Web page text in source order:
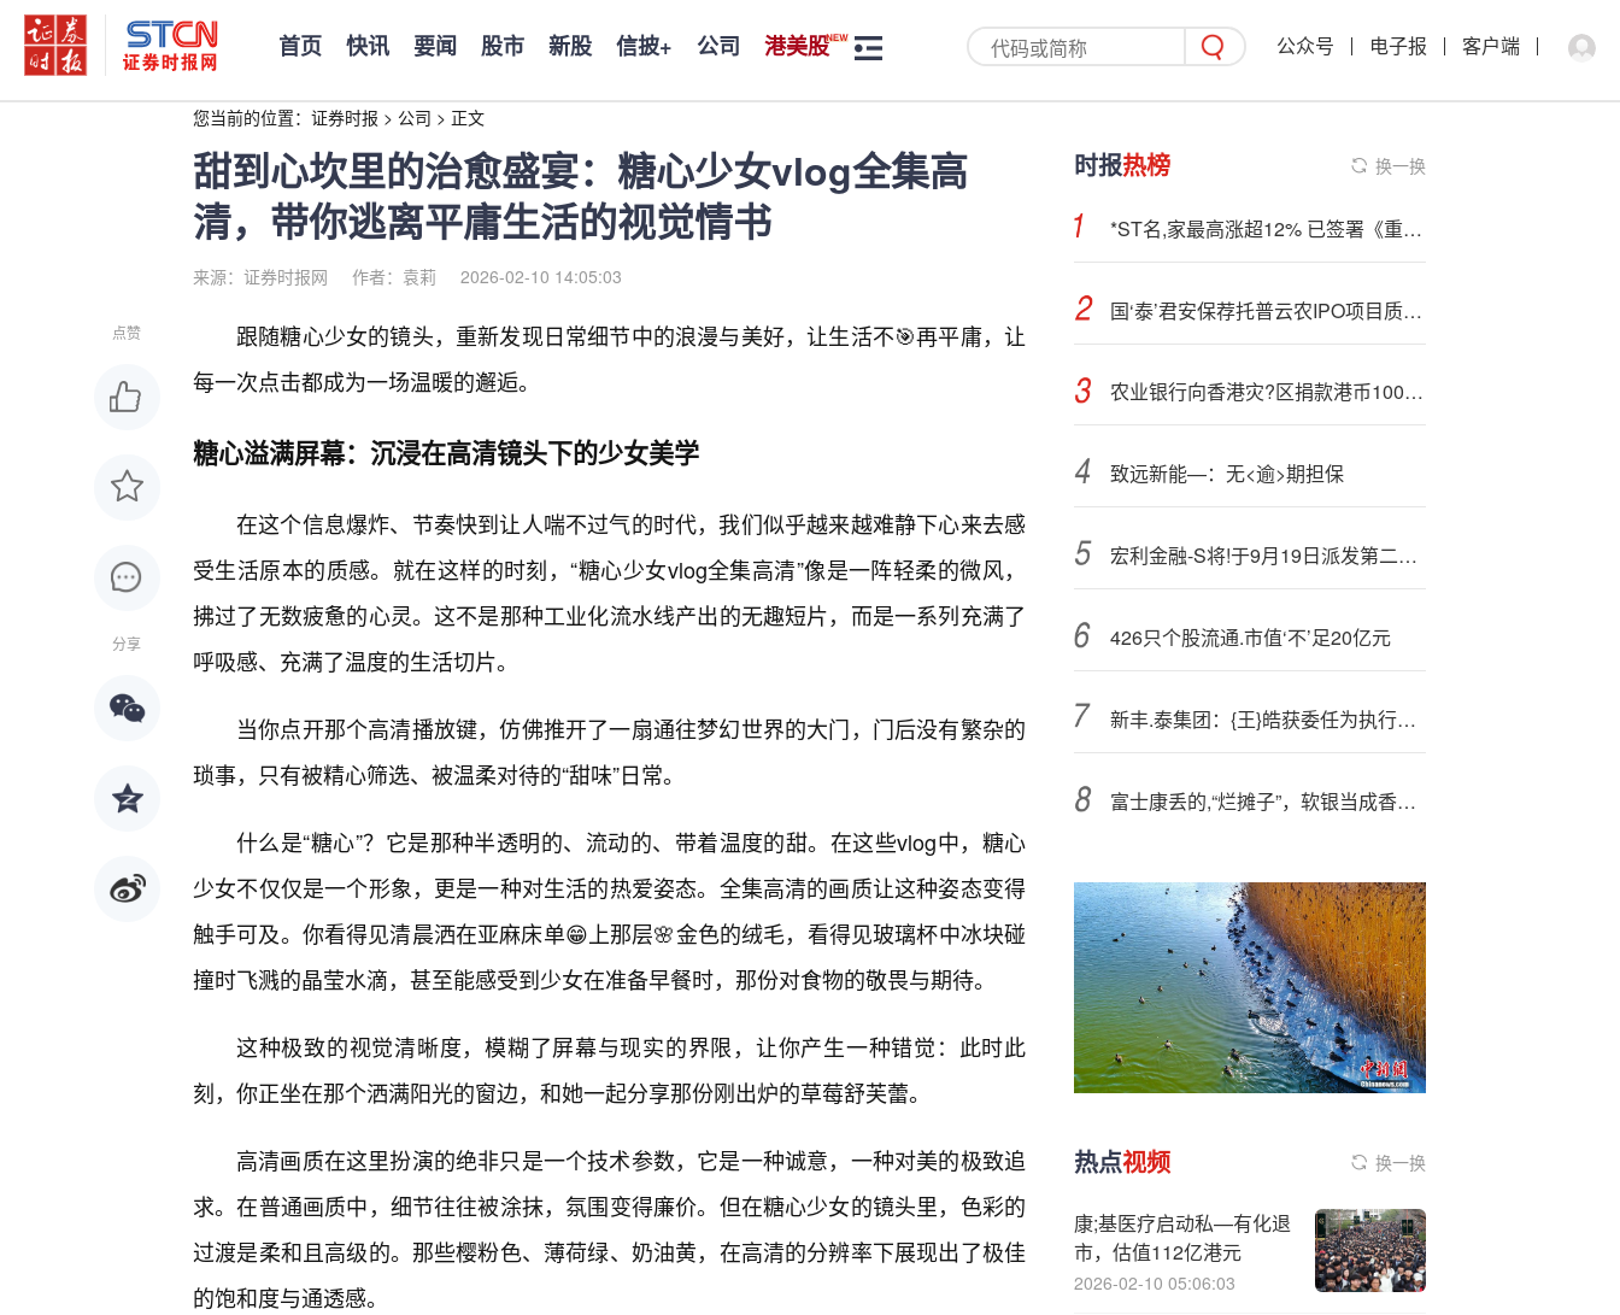
首页 快讯 要闻 股市 新股 信披+ 公司 港美股 公众号 电子报 客户端
您当前的位置： 证券时报 > 公司 > 正文
甜到心坎里的治愈盛宴：糖心少女vlog全集高
清，带你逃离平庸生活的视觉情书
来源：证券时报网 作者：袁莉 2026-02-10 14:05:03
点赞
分享
跟随糖心少女的镜头，重新发现日常细节中的浪漫与美好，让生活不🎯再平庸，让
每一次点击都成为一场温暖的邂逅。
糖心溢满屏幕：沉浸在高清镜头下的少女美学
在这个信息爆炸、节奏快到让人喘不过气的时代，我们似乎越来越难静下心来去感
受生活原本的质感。就在这样的时刻，“糖心少女vlog全集高清”像是一阵轻柔的微风，
拂过了无数疲惫的心灵。这不是那种工业化流水线产出的无趣短片，而是一系列充满了
呼吸感、充满了温度的生活切片。
当你点开那个高清播放键，仿佛推开了一扇通往梦幻世界的大门，门后没有繁杂的
琐事，只有被精心筛选、被温柔对待的“甜味”日常。
什么是“糖心”？它是那种半透明的、流动的、带着温度的甜。在这些vlog中，糖心
少女不仅仅是一个形象，更是一种对生活的热爱姿态。全集高清的画质让这种姿态变得
触手可及。你看得见清晨洒在亚麻床单😁上那层🌸金色的绒毛，看得见玻璃杯中冰块碰
撞时飞溅的晶莹水滴，甚至能感受到少女在准备早餐时，那份对食物的敬畏与期待。
这种极致的视觉清晰度，模糊了屏幕与现实的界限，让你产生一种错觉：此时此
刻，你正坐在那个洒满阳光的窗边，和她一起分享那份刚出炉的草莓舒芙蕾。
高清画质在这里扮演的绝非只是一个技术参数，它是一种诚意，一种对美的极致追
求。在普通画质中，细节往往被涂抹，氛围变得廉价。但在糖心少女的镜头里，色彩的
过渡是柔和且高级的。那些樱粉色、薄荷绿、奶油黄，在高清的分辨率下展现出了极佳
的饱和度与通透感。
时报热榜 换一换
*ST名,家最高涨超12% 已签署《重整投资协议》
国‘泰’君安保荐托普云农IPO项目质量评级B级 上市周期超两年 发行费用率畸高
农业银行向香港灾?区捐款港币1000万元
致远新能—：无<逾>期担保
宏利金融-S将!于9月19日派发第二季度股息每股0.44加元
426只个股流通.市值‘不’足20亿元
新丰.泰集团：{王}皓获委任为执行董事
富士康丢的,“烂摊子”，软银当成香饽饽
热点视频 换一换
康;基医疗启动私—有化退
市，估值112亿港元
2026-02-10 05:06:03